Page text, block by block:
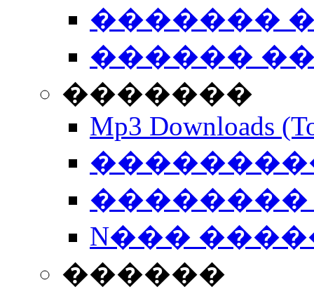
�������
������
�������
Mp3 Downloads
��������
N���
������